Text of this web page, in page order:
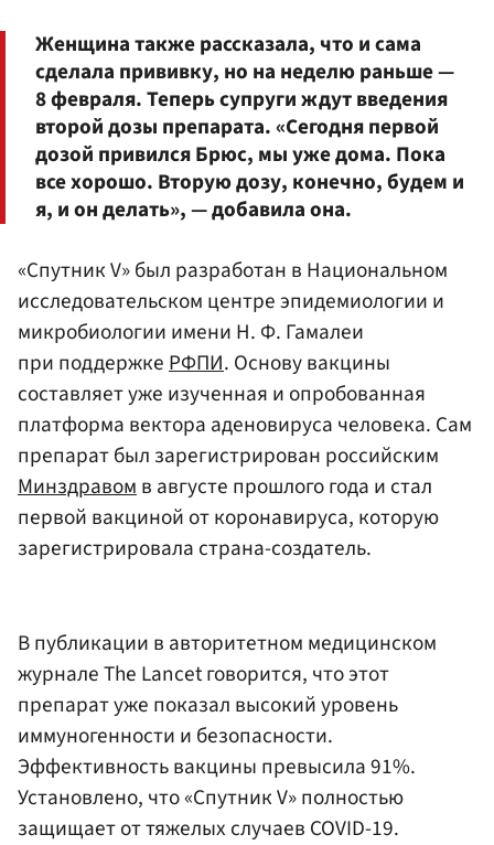
Женщина также рассказала, что и сама
сделала прививку, но на неделю раньше —
8 февраля. Теперь супруги ждут введения
второй дозы препарата. «Сегодня первой
дозой привился Брюс, мы уже дома. Пока
все хорошо. Вторую дозу, конечно, будем и
я, и он делать», — добавила она.
«Спутник V» был разработан в Национальном
исследовательском центре эпидемиологии и
микробиологии имени Н. Ф. Гамалеи
при поддержкеРФПИ. Основу вакцины
составляет уже изученная и опробованная
платформа вектора аденовируса человека. Сам
препарат был зарегистрирован российским
Минздравомв августе прошлого года и стал
первой вакциной от коронавируса, которую
зарегистрировала страна-создатель.
В публикации в авторитетном медицинском
журнале The Lancet говорится, что этот
препарат уже показал высокий уровень
иммуногенности и безопасности.
Эффективность вакцины превысила 91%.
Установлено, что «Спутник V» полностью
защищает от тяжелых случаев COVID-19.